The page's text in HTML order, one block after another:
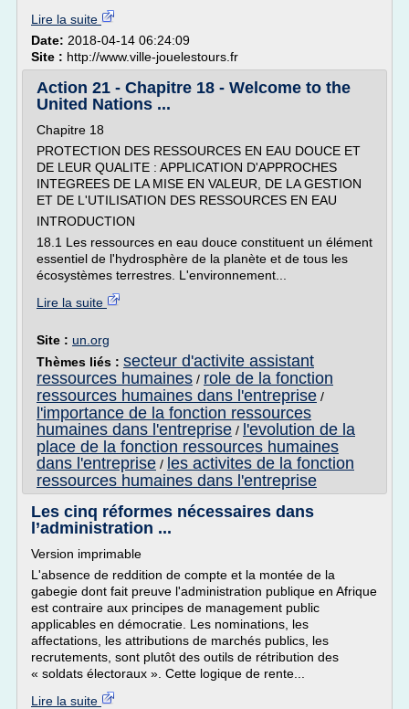
Lire la suite
Date: 2018-04-14 06:24:09
Site : http://www.ville-jouelestours.fr
Action 21 - Chapitre 18 - Welcome to the
United Nations ...
Chapitre 18
PROTECTION DES RESSOURCES EN EAU DOUCE ET
DE LEUR QUALITE : APPLICATION D'APPROCHES
INTEGREES DE LA MISE EN VALEUR, DE LA GESTION
ET DE L'UTILISATION DES RESSOURCES EN EAU
INTRODUCTION
18.1 Les ressources en eau douce constituent un élément
essentiel de l'hydrosphère de la planète et de tous les
écosystèmes terrestres. L'environnement...
Lire la suite
Site : un.org
Thèmes liés : secteur d'activite assistant
ressources humaines / role de la fonction
ressources humaines dans l'entreprise /
l'importance de la fonction ressources
humaines dans l'entreprise / l'evolution de la
place de la fonction ressources humaines
dans l'entreprise / les activites de la fonction
ressources humaines dans l'entreprise
Les cinq réformes nécessaires dans
l’administration ...
Version imprimable
L'absence de reddition de compte et la montée de la
gabegie dont fait preuve l'administration publique en Afrique
est contraire aux principes de management public
applicables en démocratie. Les nominations, les
affectations, les attributions de marchés publics, les
recrutements, sont plutôt des outils de rétribution des
« soldats électoraux ». Cette logique de rente...
Lire la suite